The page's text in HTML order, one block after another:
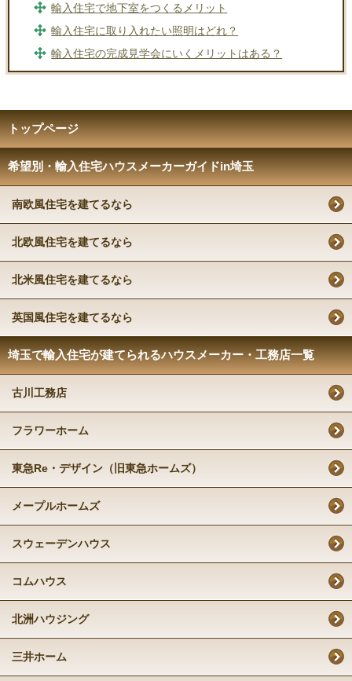
輸入住宅で地下室をつくるメリット
輸入住宅に取り入れたい照明はどれ？
輸入住宅の完成見学会にいくメリットはある？
トップページ
希望別・輸入住宅ハウスメーカーガイドin埼玉
南欧風住宅を建てるなら
北欧風住宅を建てるなら
北米風住宅を建てるなら
英国風住宅を建てるなら
埼玉で輸入住宅が建てられるハウスメーカー・工務店一覧
古川工務店
フラワーホーム
東急Re・デザイン（旧東急ホームズ）
メープルホームズ
スウェーデンハウス
コムハウス
北洲ハウジング
三井ホーム